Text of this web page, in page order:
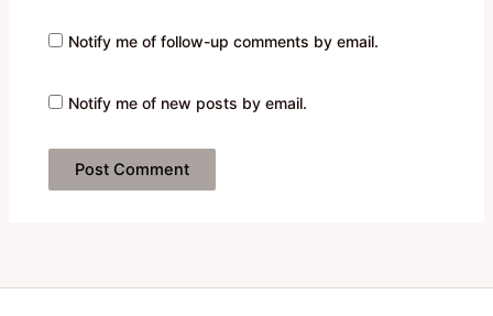
Notify me of follow-up comments by email.
Notify me of new posts by email.